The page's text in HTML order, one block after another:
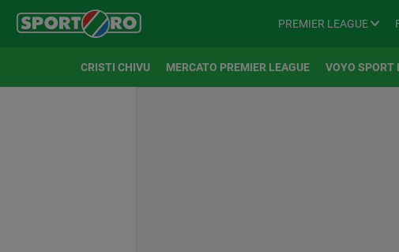
PREMIER LEAGUE
CRISTI CHIVU MERCATO PREMIER LEAGUE VOYO SPORT